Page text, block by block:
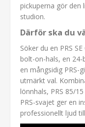
pickuperna gör den
studion.
Därför ska du
Söker du en PRS
bolt-on-hals, en 24-
en mångsidig
utmärkt val.
lönnhals, PRS 85/
PRS-svajet ger en
professionellt ljud